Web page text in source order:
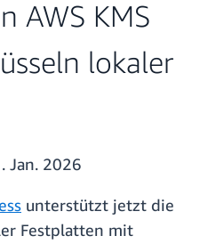
AWS KMS
lokaler
Jan. 2026
unterstützt jetzt die
Festplatten mit